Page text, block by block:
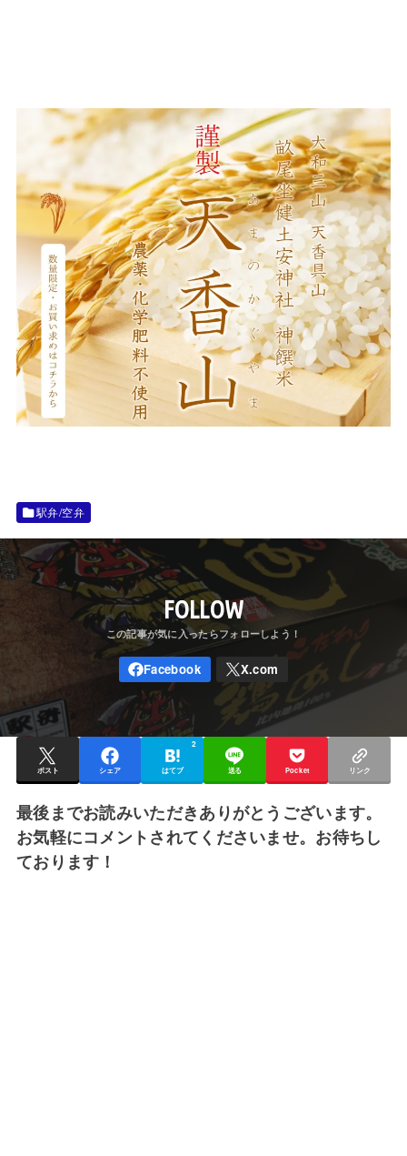
駅弁/空弁
FOLLOW
ポスト シェア はてブ
2
送る Pocket リンク
最後までお読みいただきありがとうございます。
お気軽にコメントされてくださいませ。お待ちし
ております！